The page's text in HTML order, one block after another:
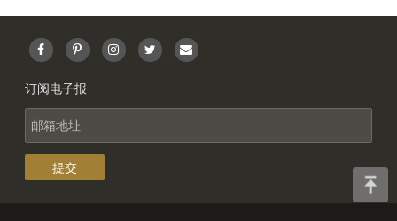
订阅电子报